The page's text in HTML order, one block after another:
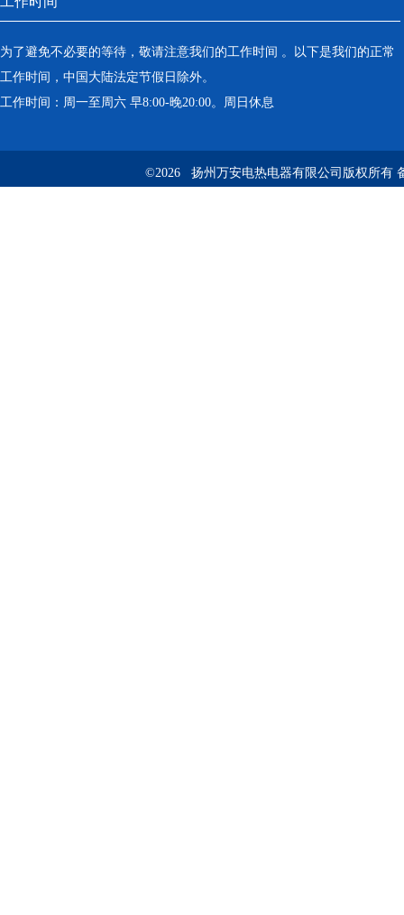
为了避免不必要的等待，敬请注意我们的工作时间 。以下是我们的正常
工作时间，中国大陆法定节假日除外。
工作时间：周一至周六 早8:00-晚20:00。周日休息
©2026 扬州万安电热电器有限公司版权所有